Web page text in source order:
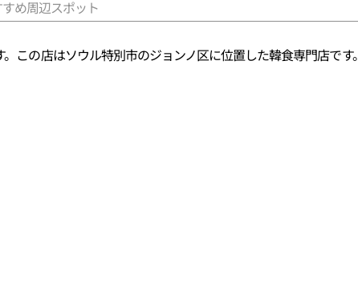
め周辺スポット
この店はソウル特別市のジョンノ区に位置した韓食専門店です。